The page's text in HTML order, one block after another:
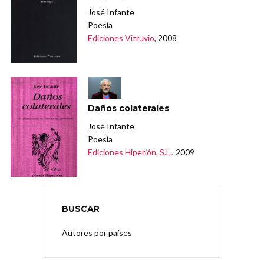
José Infante
Poesía
Ediciones Vitruvio, 2008
Daños colaterales
José Infante
Poesía
Ediciones Hiperión, S.L., 2009
BUSCAR
Autores por países